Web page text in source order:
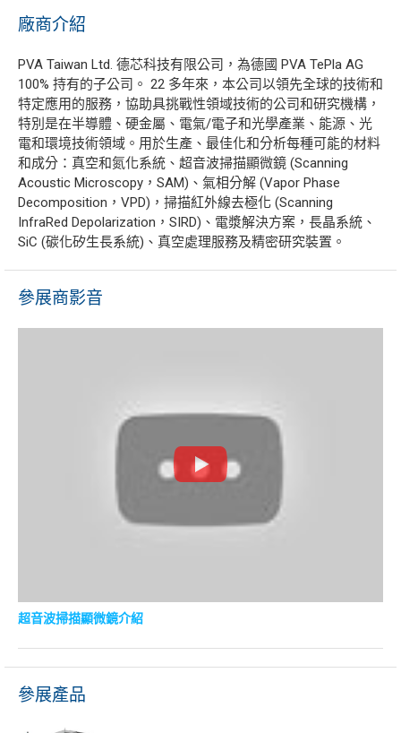
廠商介紹
PVA Taiwan Ltd. 德芯科技有限公司，為德國 PVA TePla AG
100% 持有的子公司。 22 多年來，本公司以領先全球的技術和
特定應用的服務，協助具挑戰性領域技術的公司和研究機構，
特別是在半導體、硬金屬、電氣/電子和光學產業、能源、光
電和環境技術領域。用於生產、最佳化和分析每種可能的材料
和成分：真空和氮化系統、超音波掃描顯微鏡 (Scanning
Acoustic Microscopy，SAM)、氣相分解 (Vapor Phase
Decomposition，VPD)，掃描紅外線去極化 (Scanning
InfraRed Depolarization，SIRD)、電漿解決方案，長晶系統、
SiC (碳化矽生長系統)、真空處理服務及精密研究裝置。
參展商影音
超音波掃描顯微鏡介紹
參展產品